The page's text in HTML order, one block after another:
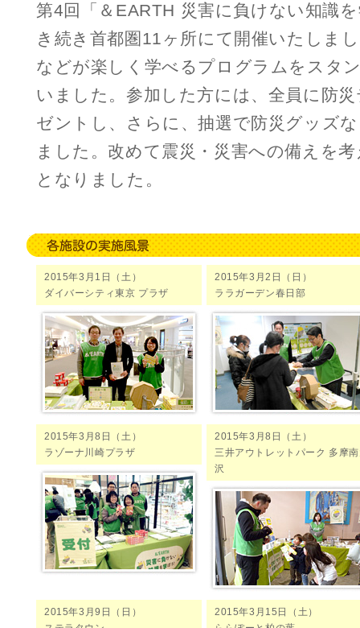
第4回「＆EARTH 災害に負けない知識
き続き首都圏11ヶ所にて開催いたしま
などが楽しく学べるプログラムをスタ
いました。参加した方には、全員に防
ゼントし、さらに、抽選で防災グッズ
ました。改めて震災・災害への備えを
となりました。
2015年3月1日（土）
ダイバーシティ東京 プラザ
2015年3月2日（日）
ララガーデン春日部
2015年3月8日（土）
ラゾーナ川崎プラザ
2015年3月8日（土）
三井アウトレットパーク 多摩
沢
2015年3月9日（日）
2015年3月15日（土）